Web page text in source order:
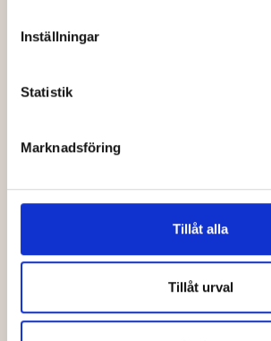
Inställningar
Statistik
Marknadsföring
Tillåt alla
Tillåt urval